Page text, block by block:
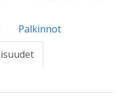
Palkinnot